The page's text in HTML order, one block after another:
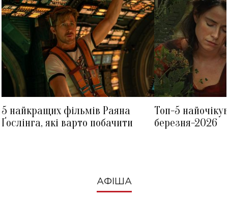
5 найкращих фільмів Раяна
Ґослінга, які варто побачити
Топ-5
березня-2026
АФІША